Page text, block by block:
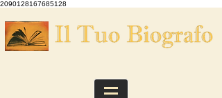
2090128167685128